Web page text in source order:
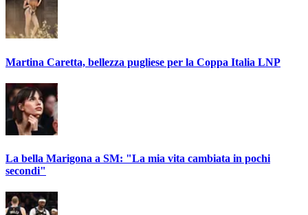
Martina Caretta, bellezza pugliese per la Coppa Italia LNP
La bella Marigona a SM: "La mia vita cambiata in pochi
secondi"